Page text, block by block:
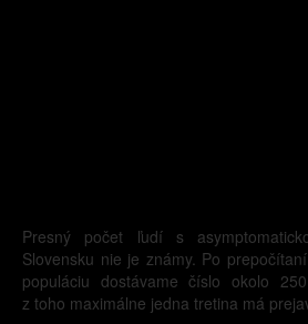
Presný počet ľudí s
Slovensku nie je známy. Po
populáciu dostávame číslo okolo
z toho maximálne jedna tretina má